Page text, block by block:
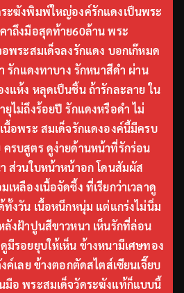
ะฆังพิมพ์ใหญ่องค์รักแดงเป็นพระ
าถึงมือสุดท้าย60ล้าน พระ
อพระสมเด็จลงรักแดง บอกเก๊หมด
รักแดงทาบาง รักหนาสีดำ ผ่าน
แห้ง หลุดเป็นชิ้น ถ้ารักละลาย ใน
ยุไม่ถึงร้อยปี รักแดงหรือดำ ไม่
นื้อพระ สมเด็จรักแดงองค์นี้มีครบ
รบสูตร ดูง่ายด้านหน้าที่รักร่อน
ส่วนใบหน้าหน้าอก โดนสัมผัส
เหลืองเนื้อจัดซึ้ง ที่เรียกว่าเวลาดู
ทั้งวัน เนื้อหนึกหนุ่ม แต่แกร่งไม่นิ่ม
ลังฝ้าปูนสีขาวหนา เห็นรักที่ล่อน
รอยยุบให้เห็น ข้างหนามีเศษทอง
ค์เลย ข้างตอกตัดสไตส์เซียนเจี๊ยบ
มือ พระสมเด็จวัดระฆังแท้ก็แบบนี้